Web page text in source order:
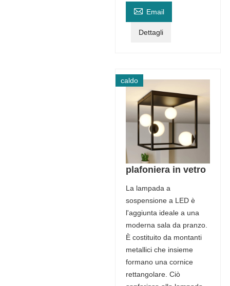
 Email
Dettagli
caldo
plafoniera in vetro
La lampada a
sospensione a LED è
l'aggiunta ideale a una
moderna sala da pranzo.
È costituito da montanti
metallici che insieme
formano una cornice
rettangolare. Ciò